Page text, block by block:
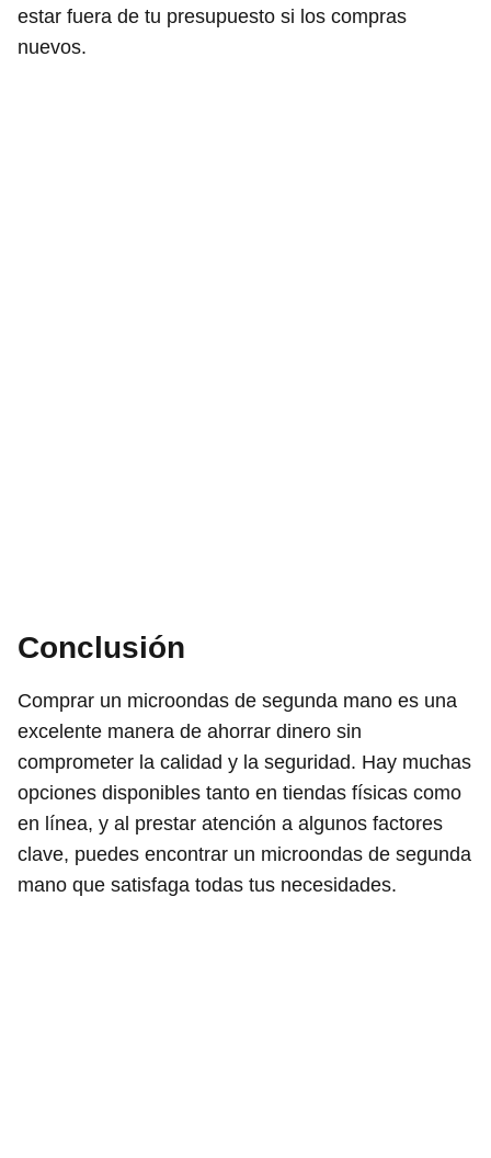
estar fuera de tu presupuesto si los compras
nuevos.
Conclusión
Comprar un microondas de segunda mano es una
excelente manera de ahorrar dinero sin
comprometer la calidad y la seguridad. Hay muchas
opciones disponibles tanto en tiendas físicas como
en línea, y al prestar atención a algunos factores
clave, puedes encontrar un microondas de segunda
mano que satisfaga todas tus necesidades.